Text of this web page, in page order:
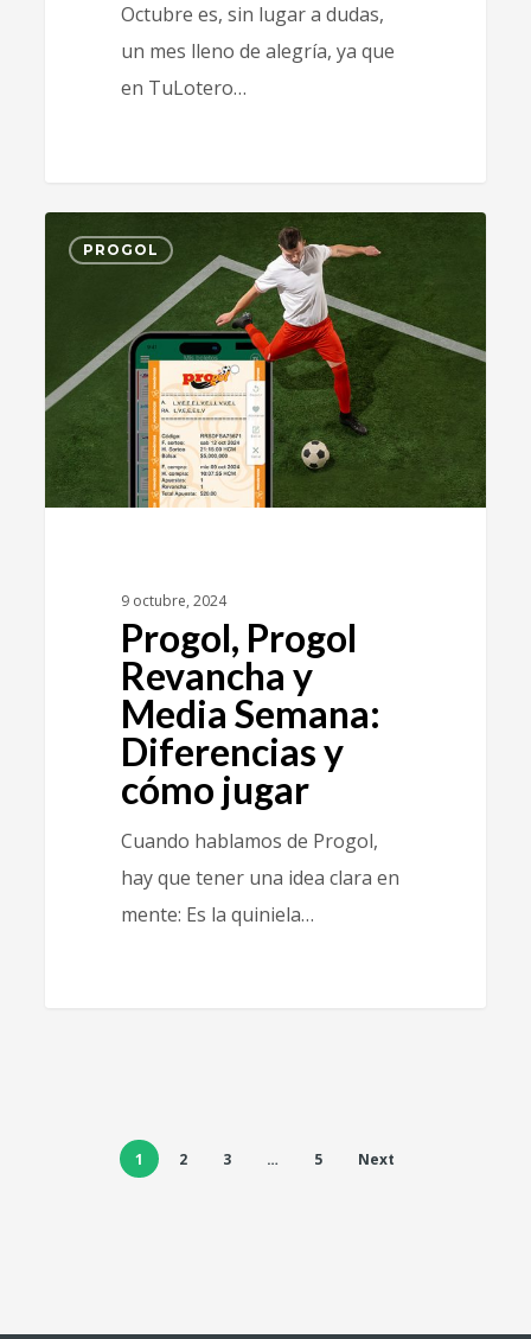
Octubre es, sin lugar a dudas,
un mes lleno de alegría, ya que
en TuLotero…
PROGOL
9 octubre, 2024
Progol, Progol
Revancha y
Media Semana:
Diferencias y
cómo jugar
Cuando hablamos de Progol,
hay que tener una idea clara en
mente: Es la quiniela…
1 2 3 … 5 Next